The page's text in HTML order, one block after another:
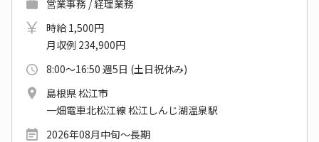
営業事務 / 経理業務
時給 1,500円
月収例 234,900円
8:00～16:50 週5日 (土日祝休み)
島根県 松江市
一畑電車北松江線 松江しんじ湖温泉駅
2026年08月中旬～長期